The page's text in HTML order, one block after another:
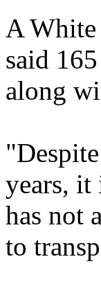
A White
said
along
years, it
has not
to